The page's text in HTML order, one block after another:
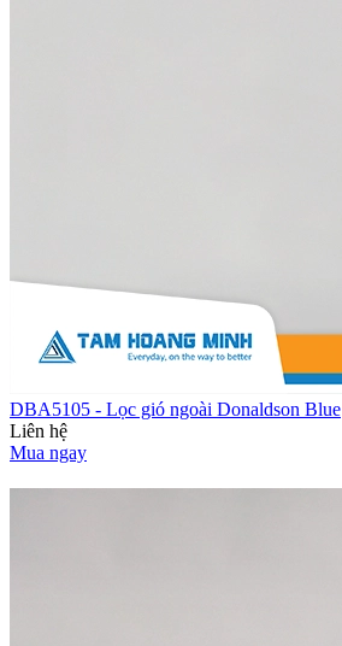
DBA5105 - Lọc gió ngoài Donaldson Blue
Liên hệ
Mua ngay